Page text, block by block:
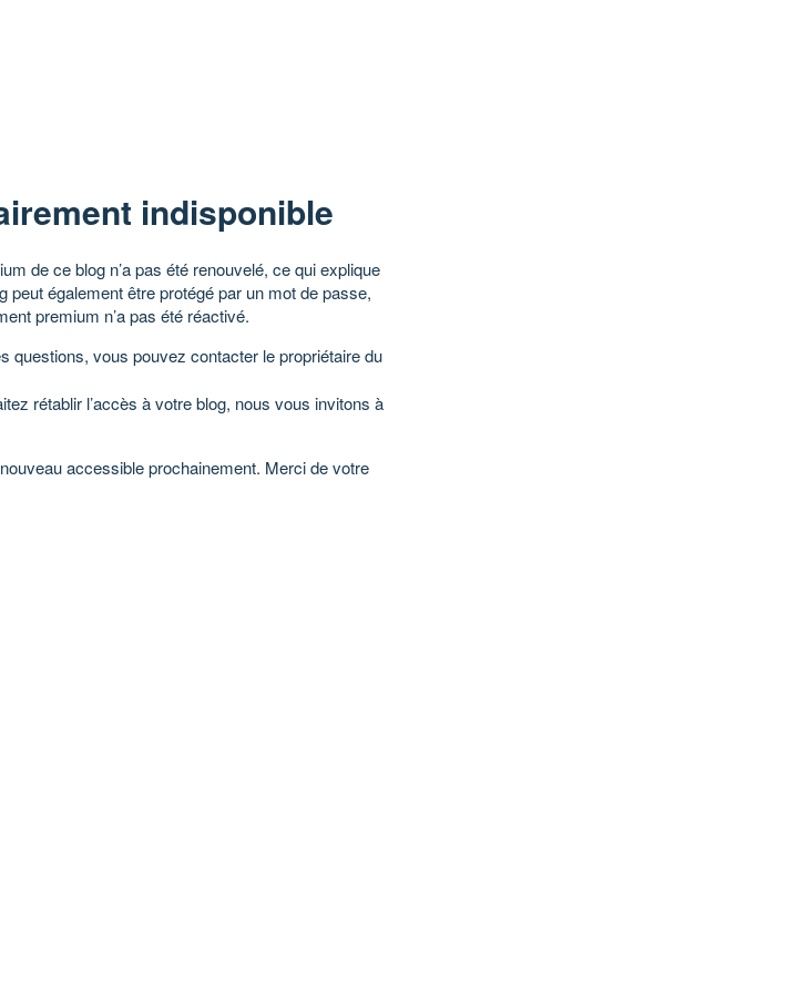
indisponible
de ce blog n’a pas été renouvelé, ce qui explique
également être protégé par un mot de passe,
premium n’a pas été réactivé.
questions, vous pouvez contacter le propriétaire du
rétablir l’accès à votre blog, nous vous invitons à
accessible prochainement. Merci de votre